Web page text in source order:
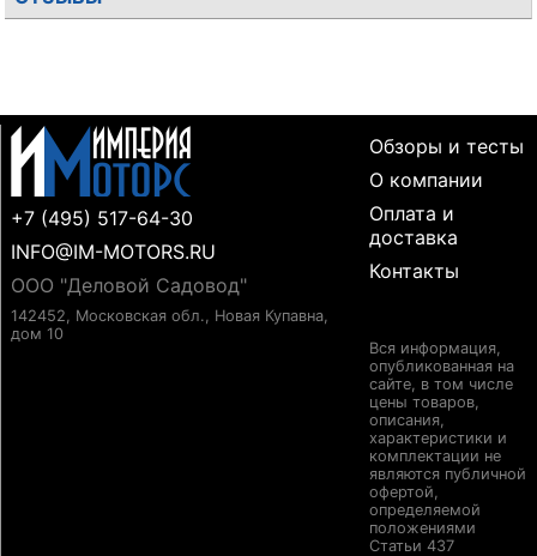
+7 (495) 517-64-30
INFO@IM-MOTORS.RU
ООО "Деловой Садовод"
142452, Московская обл., Новая Купавна,
дом 10
Обзоры и тесты
О компании
Оплата и
доставка
Контакты
Вся информация,
опубликованная на
сайте, в том числе
цены товаров,
описания,
характеристики и
комплектации не
являются публичной
офертой,
определяемой
положениями
Статьи 437